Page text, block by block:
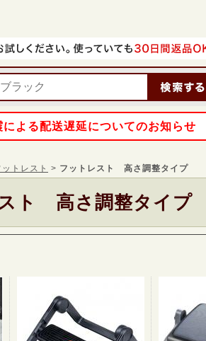
よる配送遅延についてのお知らせ
ットレスト > フットレスト 高さ調整タイプ
ト 高さ調整タイプ